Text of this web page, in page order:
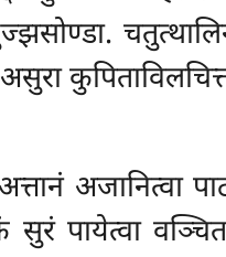
अजानित्वा
सुरं पायेत्वा